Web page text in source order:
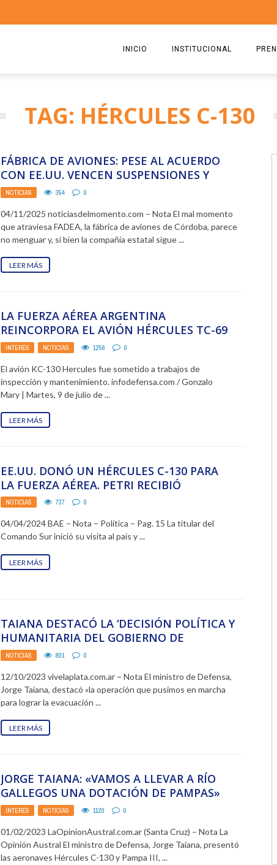
INICIO INSTITUCIONAL
ESTATUTO
RICARDO CIRIELLI
TAG: HÉRCULES C-130
FÁBRICA DE AVIONES: PESE AL ACUERDO
CON EE.UU. VENCEN SUSPENSIONES Y
PELIGRAN 700 EMPLEOS
NOTICIAS 354 0
04/11/2025 noticiasdelmomento.com – Nota El mal momento
que atraviesa FADEA, la fábrica de aviones de Córdoba, parece
no menguar y, si bien la compañía estatal sigue ...
LEER MÁS
LA FUERZA AÉREA ARGENTINA
REINCORPORA EL AVIÓN HÉRCULES TC-69
INTERÉS NOTICIAS 1256 0
El avión KC-130 Hercules fue sometido a trabajos de
inspección y mantenimiento. infodefensa.com / Gonzalo
Mary | Martes, 9 de julio de ...
LEER MÁS
EE.UU. DONÓ UN HÉRCULES C-130 PARA
LA FUERZA AÉREA. PETRI RECIBIÓ
NOTICIAS 737 0
04/04/2024 BAE – Nota – Política – Pag. 15 La titular del
Comando Sur inició su visita al país y ...
LEER MÁS
TAIANA DESTACÓ LA ‘DECISIÓN POLÍTICA Y
HUMANITARIA DEL GOBIERNO DE
PROTEGER A SUS CIUDADANOS’
NOTICIAS 801 0
12/10/2023 vivelaplata.com.ar – Nota El ministro de Defensa,
Jorge Taiana, destacó «la operación que pusimos en marcha
para lograr la evacuación ...
LEER MÁS
JORGE TAIANA: «VAMOS A LLEVAR A RÍO
GALLEGOS UNA DOTACIÓN DE PAMPAS»
INTERÉS NOTICIAS 1120 0
01/02/2023 LaOpinionAustral.com.ar (Santa Cruz) – Nota La
Opinión Austral El ministro de Defensa, Jorge Taiana, presentó
las aeronaves Hércules C-130 y Pampa III, ...